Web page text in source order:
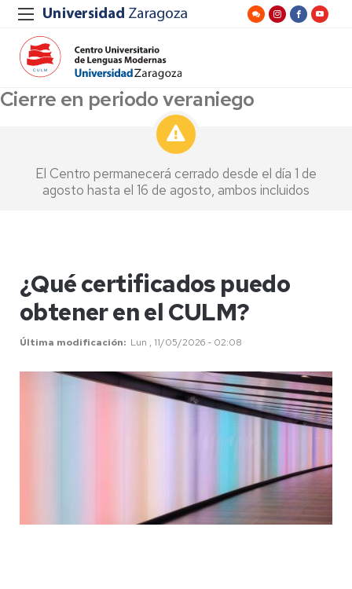
Cierre en periodo veraniego
El Centro permanecerá cerrado desde el día 1 de
agosto hasta el 16 de agosto, ambos incluidos
¿Qué certificados puedo
obtener en el CULM?
Última modificación Lun , 11/05/2026 - 02:08